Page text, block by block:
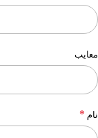
معایب
نام *